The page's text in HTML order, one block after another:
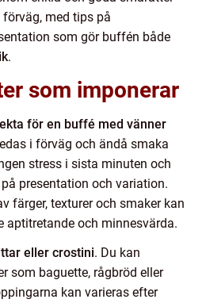
med tips på
som gör buffén både
.
som imponerar
för en buffé med vänner
i förväg och ändå smaka
stress i sista minuten och
presentation och variation.
färger, texturer och smaker kan
aptitretande och minnesvärda.
eller crostini. Du kan
som baguette, rågbröd eller
kan varieras efter